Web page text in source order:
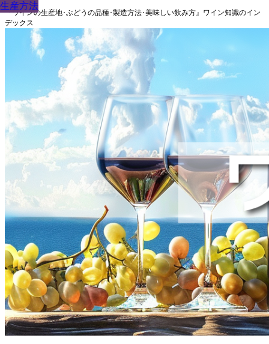
『ワインの生産地･ぶどうの品種･製造方法･美味しい飲み方』ワイン知識のイン
デックス
生産方法
生産方法
生産方法
生産方法
生産方法
生産方法
生産方法
生産方法
生産方法